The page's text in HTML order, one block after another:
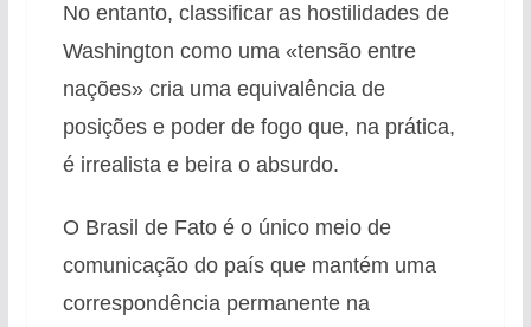
No entanto, classificar as hostilidades de
Washington como uma «tensão entre
nações» cria uma equivalência de
posições e poder de fogo que, na prática,
é irrealista e beira o absurdo.
O Brasil de Fato é o único meio de
comunicação do país que mantém uma
correspondência permanente na